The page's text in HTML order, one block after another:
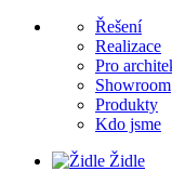
Řešení
Realizace
Pro
Showroom
Produkty
Kdo jsme
Židle